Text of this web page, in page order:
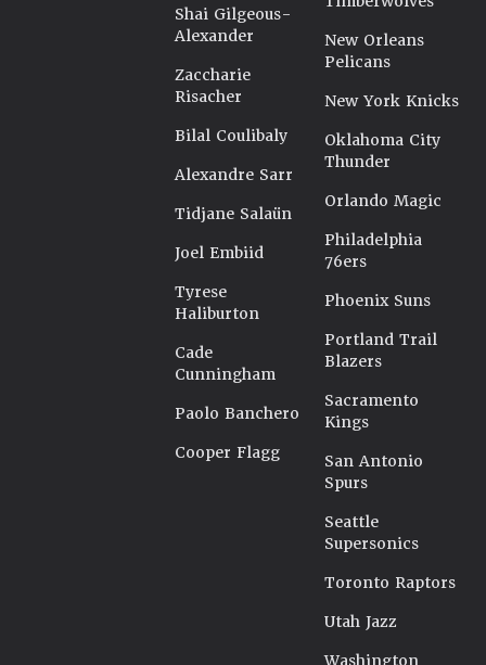
Shai Gilgeous-
Alexander
Zaccharie
Risacher
Bilal Coulibaly
Alexandre Sarr
Tidjane Salaün
Joel Embiid
Tyrese
Haliburton
Cade
Cunningham
Paolo Banchero
Cooper Flagg
New Orleans
Pelicans
New York Knicks
Oklahoma City
Thunder
Orlando Magic
Philadelphia
76ers
Phoenix Suns
Portland Trail
Blazers
Sacramento
Kings
San Antonio
Spurs
Seattle
Supersonics
Toronto Raptors
Utah Jazz
Washington